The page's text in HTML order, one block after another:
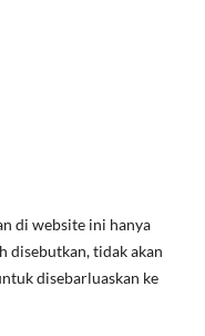
di website ini hanya
disebutkan, tidak akan
disebarluaskan ke